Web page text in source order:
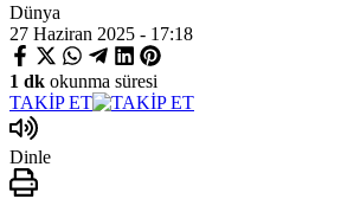
Dünya
27 Haziran 2025 - 17:18
1 dk okunma süresi
TAKİP ET
Dinle